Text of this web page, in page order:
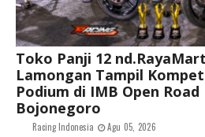
Toko Panji 12
Lamongan Tampil
Podium di IMB Open Road
Bojonegoro
Racing Indonesia Agu 05, 2026